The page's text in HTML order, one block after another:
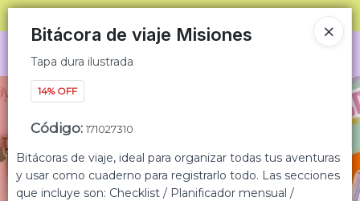
Tapa dura ilustrada
Bitácora de viaje Misiones
Tapa dura ilustrada
14% OFF
Código: 171027310
Bitácoras de viaje, ideal para organizar todas tus aventuras
y usar como cuaderno para registrarlo todo. Las secciones
que incluye son: Checklist / Planificador mensual /
CÓMO COMPRAR
QUIÉNES SOMOS
CONDICIONES COMERCIALES